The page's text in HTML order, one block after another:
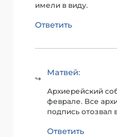
имели в виду.
Ответить
Матвей:
Архиерейский
феврале. Все
подпись отозвал
Ответить